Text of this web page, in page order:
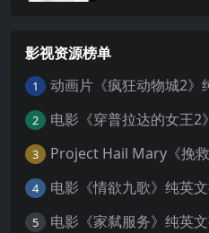
影视资源榜单
1 动画片《疯狂动物城2》
2 电影《穿普拉达的女王2
3
4 电影《情欲九歌》纯英
5 电影《家弑服务》纯英